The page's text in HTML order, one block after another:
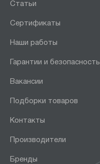
Статьи
Сертификаты
Наши работы
Гарантии и безопасность
Вакансии
Подборки товаров
Контакты
Производители
Бренды